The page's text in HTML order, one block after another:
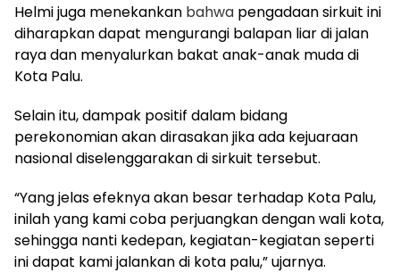
Helmi juga menekankan bahwa pengadaan sirkuit ini
diharapkan dapat mengurangi balapan liar di jalan
raya dan menyalurkan bakat anak-anak muda di
Kota Palu.
Selain itu, dampak positif dalam bidang
perekonomian akan dirasakan jika ada kejuaraan
nasional diselenggarakan di sirkuit tersebut.
“Yang jelas efeknya akan besar terhadap Kota Palu,
inilah yang kami coba perjuangkan dengan wali kota,
sehingga nanti kedepan, kegiatan-kegiatan seperti
ini dapat kami jalankan di kota palu,” ujarnya.